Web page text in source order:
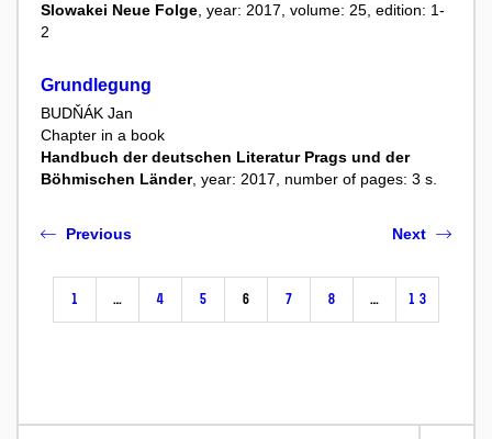
Slowakei Neue Folge, year: 2017, volume: 25, edition: 1-
2
Grundlegung
BUDŇÁK Jan
Chapter in a book
Handbuch der deutschen Literatur Prags und der
Böhmischen Länder, year: 2017, number of pages: 3 s.
Previous
1 … 4 5 6 7 8 … 13
Next